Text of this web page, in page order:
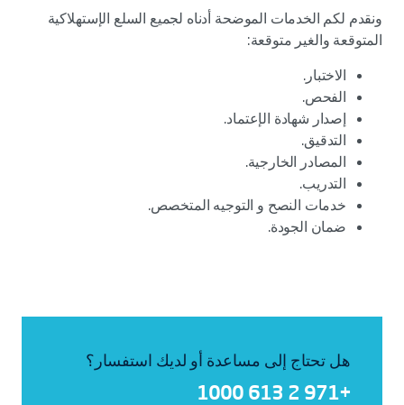
ونقدم لكم الخدمات الموضحة أدناه لجميع السلع الإستهلاكية
المتوقعة والغير متوقعة:
الاختبار.
الفحص.
إصدار شهادة الإعتماد.
التدقيق.
المصادر الخارجية.
التدريب.
خدمات النصح و التوجيه المتخصص.
ضمان الجودة.
هل تحتاج إلى مساعدة أو لديك استفسار؟
+971 2 613 1000